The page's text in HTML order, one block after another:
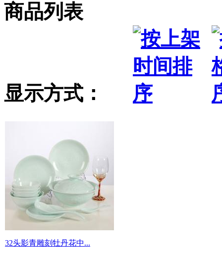
商品列表
显示方式：
32头影青雕刻牡丹花中...